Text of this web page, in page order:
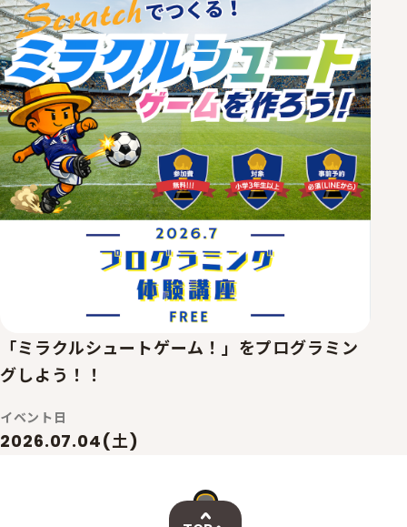
「ミラクルシュートゲーム！」をプログラミン
グしよう！！
イベント日
2026.07.04(土)